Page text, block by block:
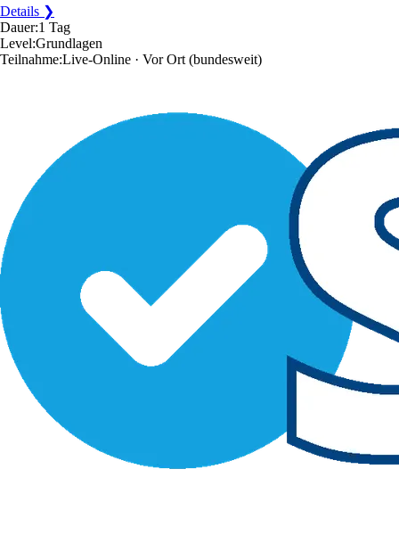
Details ❯
Dauer:1 Tag
Level:Grundlagen
Teilnahme:Live-Online · Vor Ort(bundesweit)